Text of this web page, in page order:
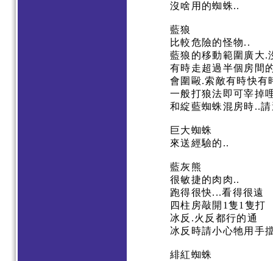
沒啥用的蜘蛛..
藍狼
比較危險的怪物..
藍狼的移動範圍廣大
有時走超過半個房間
會圍毆.索敵有時快
一般打狼法即可宰掉
和綻藍蜘蛛混房時..
巨大蜘蛛
來送經驗的..
藍灰熊
很敏捷的肉肉..
跑得很快...看得很遠
四柱房敲開1隻1隻打
冰反.火反都行的通
冰反時請小心牠用手
緋紅蜘蛛